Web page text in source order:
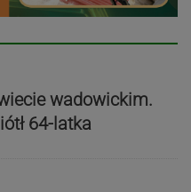
wadowickim.
64-latka